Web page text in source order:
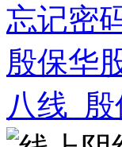
忘记密
殷保华
八线_